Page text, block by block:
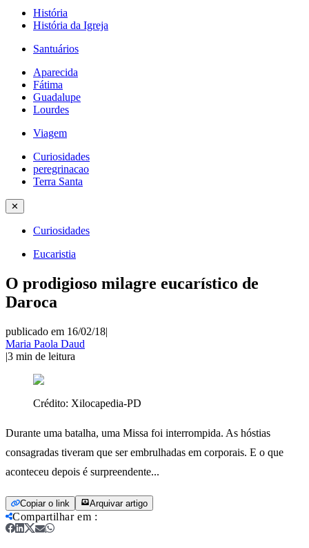
História
História da Igreja
Santuários
Aparecida
Fátima
Guadalupe
Lourdes
Viagem
Curiosidades
peregrinacao
Terra Santa
✕
Curiosidades
Eucaristia
O prodigioso milagre eucarístico de
Daroca
publicado em 16/02/18|
Maria Paola Daud
|3 min de leitura
Crédito: Xilocapedia-PD
Durante uma batalha, uma Missa foi interrompida. As hóstias
consagradas tiveram que ser embrulhadas em corporais. E o que
aconteceu depois é surpreendente...
Copiar o link Arquivar artigo
Compartilhar em :